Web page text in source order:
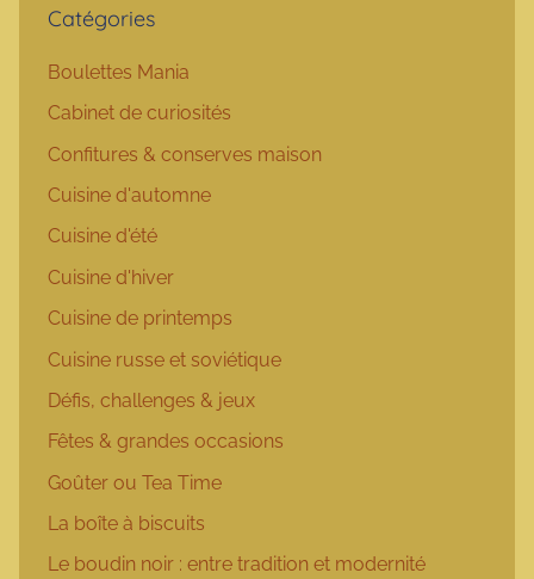
Catégories
Boulettes Mania
Cabinet de curiosités
Confitures & conserves maison
Cuisine d'automne
Cuisine d'été
Cuisine d'hiver
Cuisine de printemps
Cuisine russe et soviétique
Défis, challenges & jeux
Fêtes & grandes occasions
Goûter ou Tea Time
La boîte à biscuits
Le boudin noir : entre tradition et modernité